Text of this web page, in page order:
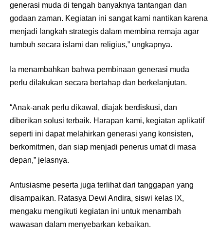
generasi muda di tengah banyaknya tantangan dan
godaan zaman. Kegiatan ini sangat kami nantikan karena
menjadi langkah strategis dalam membina remaja agar
tumbuh secara islami dan religius,” ungkapnya.
Ia menambahkan bahwa pembinaan generasi muda
perlu dilakukan secara bertahap dan berkelanjutan.
“Anak-anak perlu dikawal, diajak berdiskusi, dan
diberikan solusi terbaik. Harapan kami, kegiatan aplikatif
seperti ini dapat melahirkan generasi yang konsisten,
berkomitmen, dan siap menjadi penerus umat di masa
depan,” jelasnya.
Antusiasme peserta juga terlihat dari tanggapan yang
disampaikan. Ratasya Dewi Andira, siswi kelas IX,
mengaku mengikuti kegiatan ini untuk menambah
wawasan dalam menyebarkan kebaikan.